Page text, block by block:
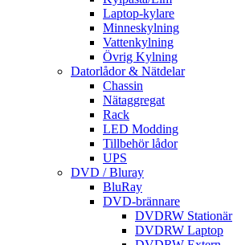
Laptop-kylare
Minneskylning
Vattenkylning
Övrig Kylning
Datorlådor & Nätdelar
Chassin
Nätaggregat
Rack
LED Modding
Tillbehör lådor
UPS
DVD / Bluray
BluRay
DVD-brännare
DVDRW Stationär
DVDRW Laptop